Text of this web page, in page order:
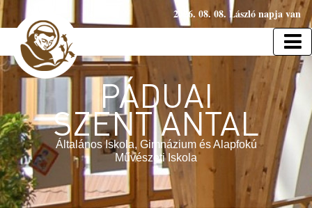
2026. 08. 08. László napja van
PÁDUAI
SZENT ANTAL
Általános Iskola, Gimnázium és Alapfokú
Művészeti Iskola